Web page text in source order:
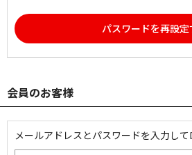
パスワードを再設定
会員のお客様
メールアドレスとパスワードを入力して